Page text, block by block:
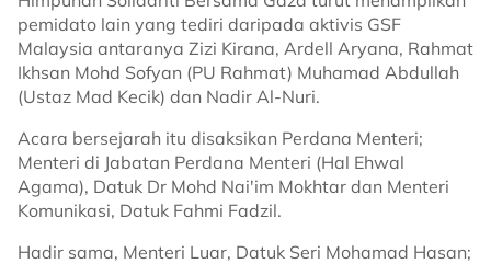
pemidato lain yang tediri daripada aktivis GSF
Malaysia antaranya Zizi Kirana, Ardell Aryana, Rahmat
Ikhsan Mohd Sofyan (PU Rahmat) Muhamad Abdullah
(Ustaz Mad Kecik) dan Nadir Al-Nuri.
Acara bersejarah itu disaksikan Perdana Menteri;
Menteri di Jabatan Perdana Menteri (Hal Ehwal
Agama), Datuk Dr Mohd Nai'im Mokhtar dan Menteri
Komunikasi, Datuk Fahmi Fadzil.
Hadir sama, Menteri Luar, Datuk Seri Mohamad Hasan;